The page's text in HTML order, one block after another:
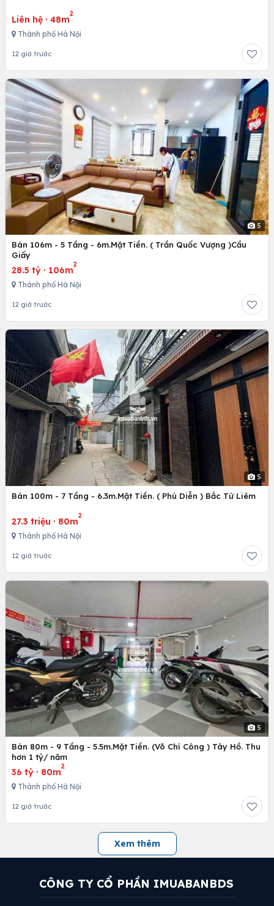
Liên hệ · 48m
2
Thành phố Hà Nội
12 giờ trước
5
Bán 106m - 5 Tầng - 6m.Mặt Tiền. ( Trần Quốc Vượng )Cầu
Giấy
28.5 tỷ · 106m
2
Thành phố Hà Nội
12 giờ trước
5
Bán 100m - 7 Tầng - 6.3m.Mặt Tiền. ( Phú Diễn ) Bắc Từ Liêm
27.3 triệu · 80m
2
Thành phố Hà Nội
12 giờ trước
5
Bán 80m - 9 Tầng - 5.5m.Mặt Tiền. (Võ Chí Công ) Tây Hồ. Thu
hơn 1 tỷ/ năm
36 tỷ · 80m
2
Thành phố Hà Nội
12 giờ trước
Xem thêm
CÔNG TY CỔ PHẦN IMUABANBDS